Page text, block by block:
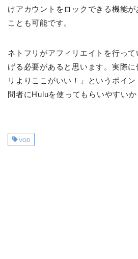
けアカウントをロックできる機能
ことも可能です。
ネトフリがアフィリエイトを行っ
げる必要があると思います。実際
リよりここがいい！」というポイ
問者にHuluを使ってもらいやすいか
VOD